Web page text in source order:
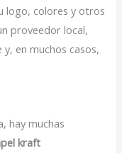
logo, colores y otros
proveedor local,
en muchos casos,
hay muchas
kraft